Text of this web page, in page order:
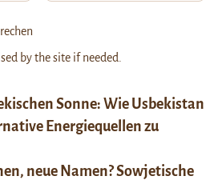
Sonne: Wie Usbekistan
Energiequellen zu
neue Namen? Sowjetische
by the site if needed.